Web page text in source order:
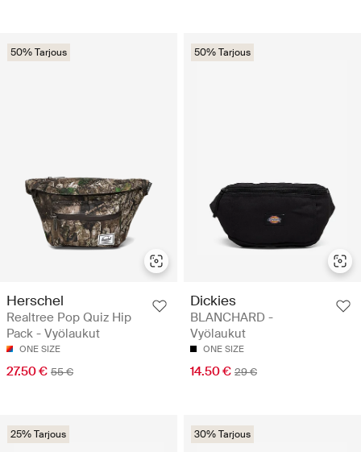
50% Tarjous
Herschel
Realtree Pop Quiz Hip
Pack - Vyölaukut
ONE SIZE
27.50 € 55 €
50% Tarjous
Dickies
BLANCHARD -
Vyölaukut
ONE SIZE
14.50 € 29 €
25% Tarjous 30% Tarjous